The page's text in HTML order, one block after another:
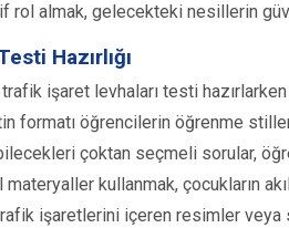
almak, gelecekteki nesillerin
Hazırlığı
işaret levhaları testi
formatı öğrencilerin öğrenme
çoktan seçmeli sorular,
kullanmak, çocukların
işaretlerini içeren resimler veya